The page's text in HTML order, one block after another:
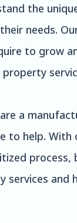
the
needs.
to grow
property
a
to help.
services and